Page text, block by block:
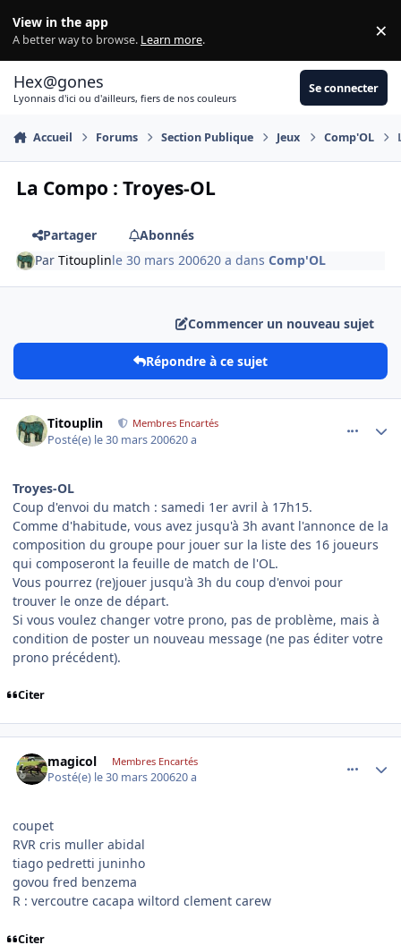
View in the app
A better way to browse. Learn more. ×
Hex@gones
Lyonnais d'ici ou d'ailleurs, fiers de nos couleurs
Se connecter
Accueil Forums Section Publique Jeux Comp'OL
La Compo : Troyes-OL
Partager
Abonnés
ParTitouplinle 30 mars 200620 a dansComp'OL
Commencer un nouveau sujet
Répondre à ce sujet
Titouplin Membres Encartés
Posté(e) le 30 mars 200620 a
Troyes-OL
Coup d'envoi du match : samedi 1er avril à 17h15.
Comme d'habitude, vous avez jusqu'à 3h avant l'annonce de la
composition du groupe pour jouer sur la liste des 16 joueurs
qui composeront la feuille de match de l'OL.
Vous pourrez (re)jouer jusqu'à 3h du coup d'envoi pour
trouver le onze de départ.
Si vous voulez changer votre prono, pas de problème, mais à
condition de poster un nouveau message (ne pas éditer votre
prono précédent).
Citer
magicol Membres Encartés
Posté(e) le 30 mars 200620 a
coupet
RVR cris muller abidal
tiago pedretti juninho
govou fred benzema
R : vercoutre cacapa wiltord clement carew
Citer